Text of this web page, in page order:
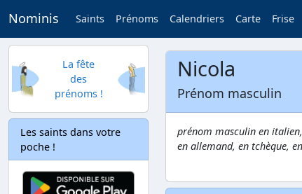
Nominis Saints Prénoms Calendriers Carte Frise
La fête
des
prénoms !
Les saints dans votre
poche !
Nicola
Prénom masculin
prénom masculin en italien,
en allemand, en tchèque,